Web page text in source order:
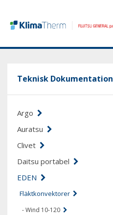
Teknisk Dokumentation
Argo
Auratsu
Clivet
Daitsu portabel
EDEN
Fläktkonvektorer
- Wind 10-120